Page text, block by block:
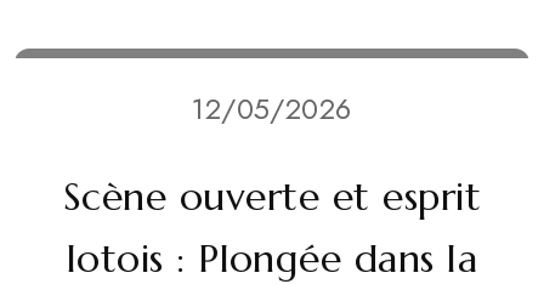
12/05/2026
Scène ouverte et esprit
lotois : Plongée dans la